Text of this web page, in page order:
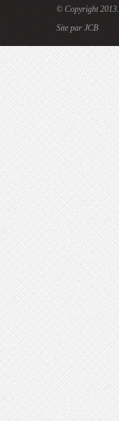
© Copyright 2013.
Site par JCB